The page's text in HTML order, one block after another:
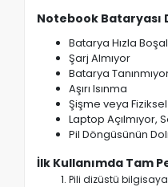
Notebook
Batarya Hızla
Şarj Almıyor
Batarya
Aşırı Isınma
Şişme veya
Laptop Açılmıyor,
Pil Döngüsünün
İlk Kullanımda Tam
Pili dizüstü